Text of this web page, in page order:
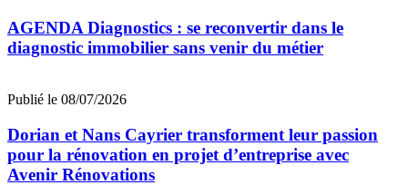
AGENDA Diagnostics : se reconvertir dans le
diagnostic immobilier sans venir du métier
Publié le 08/07/2026
Dorian et Nans Cayrier transforment leur passion
pour la rénovation en projet d’entreprise avec
Avenir Rénovations